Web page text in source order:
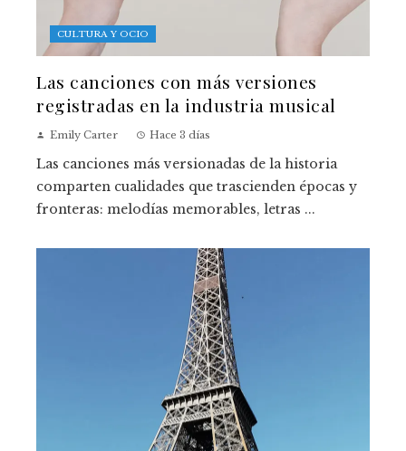
CULTURA Y OCIO
Las canciones con más versiones
registradas en la industria musical
Emily Carter Hace 3 días
Las canciones más versionadas de la historia
comparten cualidades que trascienden épocas y
fronteras: melodías memorables, letras ...